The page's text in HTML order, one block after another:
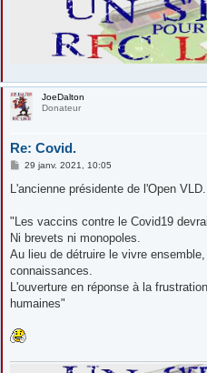
JoeDalton
Donateur
Re: Covid.
M
s
g
29 janv. 2021, 10:05
L'ancienne présidente de l'Open
"Les vaccins contre le Covid19
Ni brevets ni monopoles.
Au lieu de détruire le vivre
connaissances.
L'ouverture en réponse à la
humaines"